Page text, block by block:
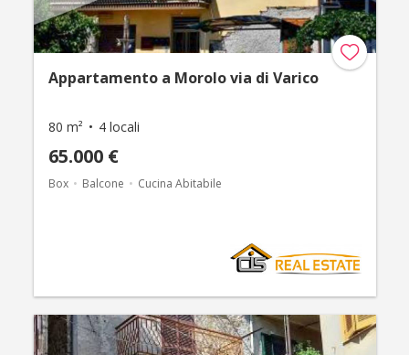
Appartamento a Morolo via di Varico
80 m² 4 locali
65.000 €
Box Balcone Cucina Abitabile